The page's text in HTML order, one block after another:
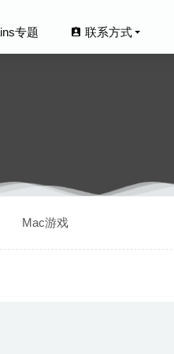
专题 联系方式
Mac游戏